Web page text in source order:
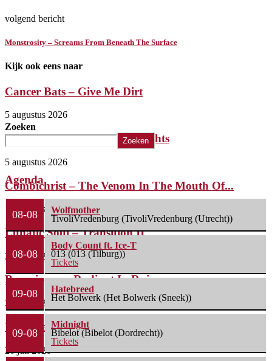
volgend bericht
Monstrosity – Screams From Beneath The Surface
Kijk ook eens naar
Cancer Bats – Give Me Dirt
5 augustus 2026
The Iron Roses – Molotov Nights
5 augustus 2026
Combichrist – The Venom In The Mouth Of...
1 augustus 2026
Lunatic Soul – Transition II
29 juli 2026
Boneripper – Radiant In Ruin
27 juli 2026
Waterparks – Jinx
26 juli 2026
Zoeken
Zoeken
Agenda
08-08
Wolfmother
TivoliVredenburg (TivoliVredenburg (Utrecht))
08-08
Body Count ft. Ice-T
013 (013 (Tilburg))
Tickets
09-08
Hatebreed
Het Bolwerk (Het Bolwerk (Sneek))
09-08
Midnight
Bibelot (Bibelot (Dordrecht))
Tickets